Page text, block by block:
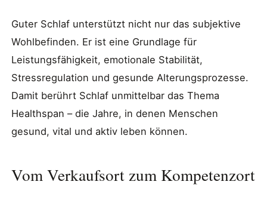
Guter Schlaf unterstützt nicht nur das subjektive
Wohlbefinden. Er ist eine Grundlage für
Leistungsfähigkeit, emotionale Stabilität,
Stressregulation und gesunde Alterungsprozesse.
Damit berührt Schlaf unmittelbar das Thema
Healthspan – die Jahre, in denen Menschen
gesund, vital und aktiv leben können.
Vom Verkaufsort zum Kompetenzort